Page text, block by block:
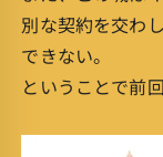
別な契約を交わ
できない。
ということで前